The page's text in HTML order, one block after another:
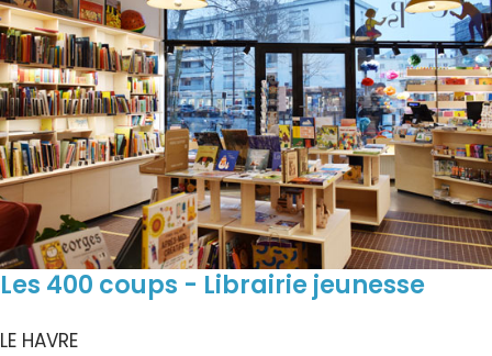
Les 400 coups - Librairie jeunesse
LE HAVRE